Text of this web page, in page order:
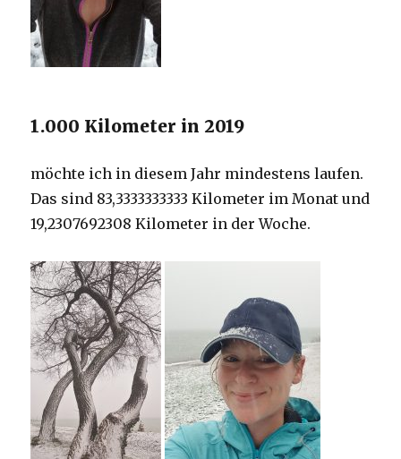
1.000 Kilometer in 2019
möchte ich in diesem Jahr mindestens laufen.
Das sind 83,3333333333 Kilometer im Monat und
19,2307692308 Kilometer in der Woche.